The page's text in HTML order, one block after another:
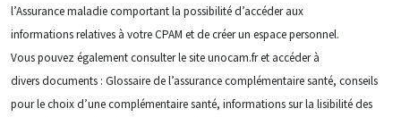
l’Assurance maladie comportant la possibilité d’accéder aux
informations relatives à votre CPAM et de créer un espace personnel.
Vous pouvez également consulter le site unocam.fr et accéder à
divers documents : Glossaire de l’assurance complémentaire santé, conseils
pour le choix d’une complémentaire santé, informations sur la lisibilité des